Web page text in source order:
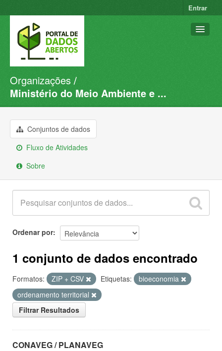
Entrar
Conjuntos de dados
Organizações
Sobre
Organizações
Ministério do Meio Ambiente e ...
Conjuntos de dados
Fluxo de Atividades
Sobre
Ordenar por
1 conjunto de dados encontrado
Formatos: ZIP + CSV Etiquetas:
bioeconomia
ordenamento territorial
Filtrar Resultados
CONAVEG / PLANAVEG